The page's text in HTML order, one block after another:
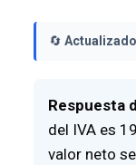
🔄 Actualizado
Respuesta
del IVA es
valor neto